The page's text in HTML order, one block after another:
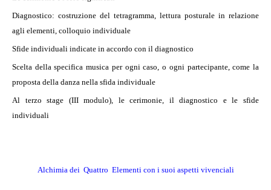
Diagnostico: costruzione del tetragramma, lettura posturale in relazione
agli elementi, colloquio individuale
Sfide individuali indicate in accordo con il diagnostico
Scelta della specifica musica per ogni caso, o ogni partecipante, come la
proposta della danza nella sfida individuale
Al terzo stage (III modulo), le cerimonie, il diagnostico e le sfide
individuali
Alchimia dei Quattro Elementi con i suoi aspetti vivenciali